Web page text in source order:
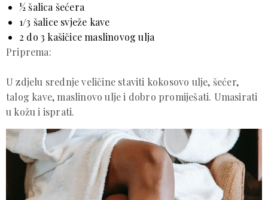
½ šalica šećera
1/3 šalice svježe kave
2 do 3 kašičice maslinovog ulja
Priprema:
U zdjelu srednje veličine staviti kokosovo ulje, šećer,
talog kave, maslinovo ulje i dobro promiješati. Umasirati
u kožu i isprati.